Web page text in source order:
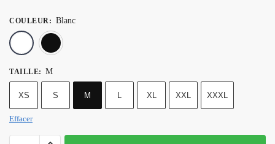
COULEUR : Blanc
TAILLE: M
XS S M L XL XXL XXXL
Effacer